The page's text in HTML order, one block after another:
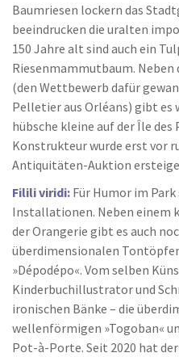
Baumriesen lockern das
beeindrucken die uralten
150 Jahre alt sind auch ein
Riesenmammutbaum.
(den Wettbewerb dafür
Pelletier aus Orléans) gibt es
hübsche kleine auf der Île
Konstrukteur wurde erst vor
Antiquitäten-Auktion
Filili viridi: Für Humor im
Installationen. Neben einem
der Orangerie gibt es auch
überdimensionalen
»Dépodépo«. Vom selben
Kinderbuchillustrator und
ironischen Bänke – die
wellenförmigen »Togoban«
Pot-à-Porte. Seit 2020 hat